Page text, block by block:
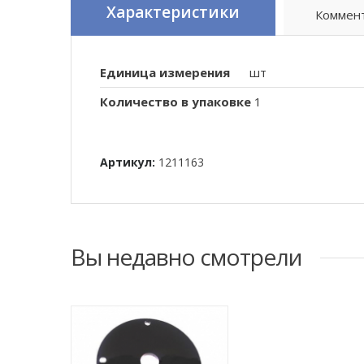
Характеристики
Единица измерения
шт
Количество в упаковке 1
Артикул: 1211163
Вы недавно смотрели